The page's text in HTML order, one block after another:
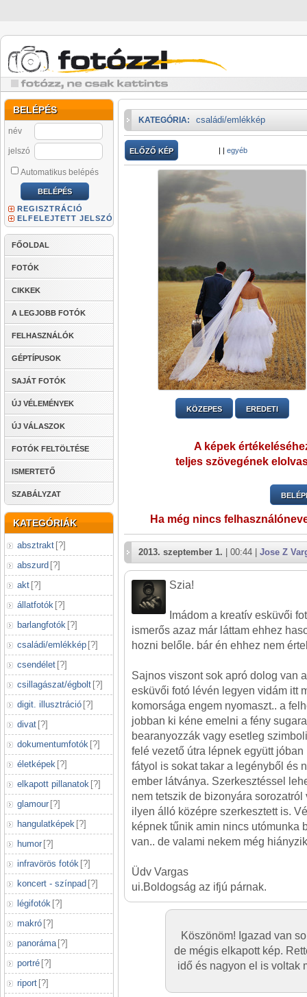
BELÉPÉS
név
jelszó
Automatikus belépés
REGISZTRÁCIÓ
ELFELEJTETT JELSZÓ
FŐOLDAL
FOTÓK
CIKKEK
A LEGJOBB FOTÓK
FELHASZNÁLÓK
GÉPTÍPUSOK
SAJÁT FOTÓK
ÚJ VÉLEMÉNYEK
ÚJ VÁLASZOK
FOTÓK FELTÖLTÉSE
ISMERTETŐ
SZABÁLYZAT
KATEGÓRIÁK
absztrakt [?]
abszurd [?]
akt [?]
állatfotók [?]
barlangfotók [?]
családi/emlékkép [?]
csendélet [?]
csillagászat/égbolt [?]
digit. illusztráció [?]
divat [?]
dokumentumfotók [?]
életképek [?]
elkapott pillanatok [?]
glamour [?]
hangulatképek [?]
humor [?]
infravörös fotók [?]
koncert - színpad [?]
légifotók [?]
makró [?]
panoráma [?]
portré [?]
riport [?]
KATEGÓRIA: családi/emlékkép
ELŐZŐ KÉP | | egyéb
KÖZEPES EREDETI
A képek
teljes szövegének
Ha még nincs
2013. szeptember 1. | 00:44 | Jose Z
Szia!
Imádom a kreatív esküvői
ismerős azaz már láttam ehhez
hozni belőle. bár én ehhez nem
Sajnos viszont sok apró dolog van
esküvői fotó lévén legyen vidám itt
komorsága engem nyomaszt.. a
jobban ki kéne emelni a fény
bearanyozzák vagy esetleg
felé vezető útra lépnek együtt
fátyol is sokat takar a legényből és
ember látványa. Szerkesztéssel
nem tetszik de bizonyára
ilyen álló középre szerkesztett is.
képnek tűnik amin nincs utómunka
van.. de valami nekem még
Üdv Vargas
ui.Boldogság az ifjú párnak.
Köszönöm! Igazad van
de mégis elkapott kép.
idő és nagyon el is voltak